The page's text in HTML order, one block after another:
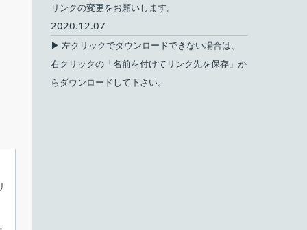
リンクの変更をお願いします。
2020.12.07
▶ 左クリックでダウンロードできない場合は、
右クリックの「名前を付けてリンク先を保存」か
らダウンロードして下さい。